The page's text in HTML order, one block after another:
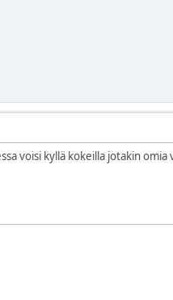
voisi kyllä kokeilla jotakin omia